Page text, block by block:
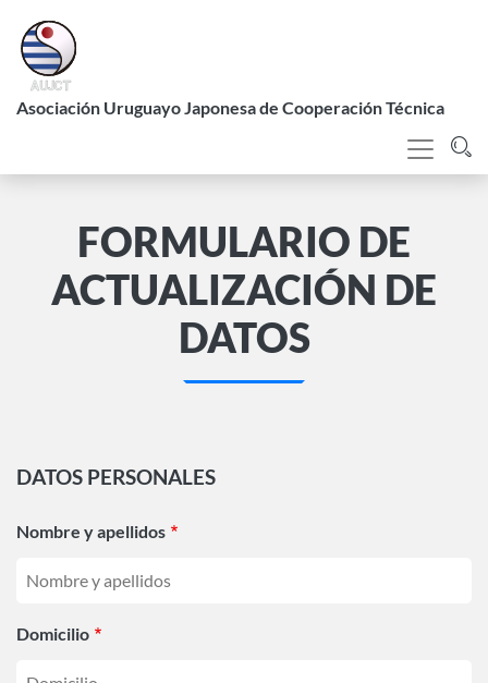
contenido
principal
Asociación Uruguayo Japonesa de Cooperación Técnica
FORMULARIO DE
ACTUALIZACIÓN DE
DATOS
DATOS PERSONALES
Nombre y apellidos
Domicilio